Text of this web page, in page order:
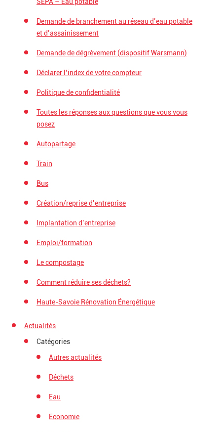
Demande de branchement au réseau d’eau potable
et d’assainissement
Demande de dégrèvement (dispositif Warsmann)
Déclarer l’index de votre compteur
Politique de confidentialité
Toutes les réponses aux questions que vous vous
posez
Autopartage
Train
Bus
Création/reprise d’entreprise
Implantation d’entreprise
Emploi/formation
Le compostage
Comment réduire ses déchets?
Haute-Savoie Rénovation Énergétique
Actualités
Catégories
Autres actualités
Déchets
Eau
Economie